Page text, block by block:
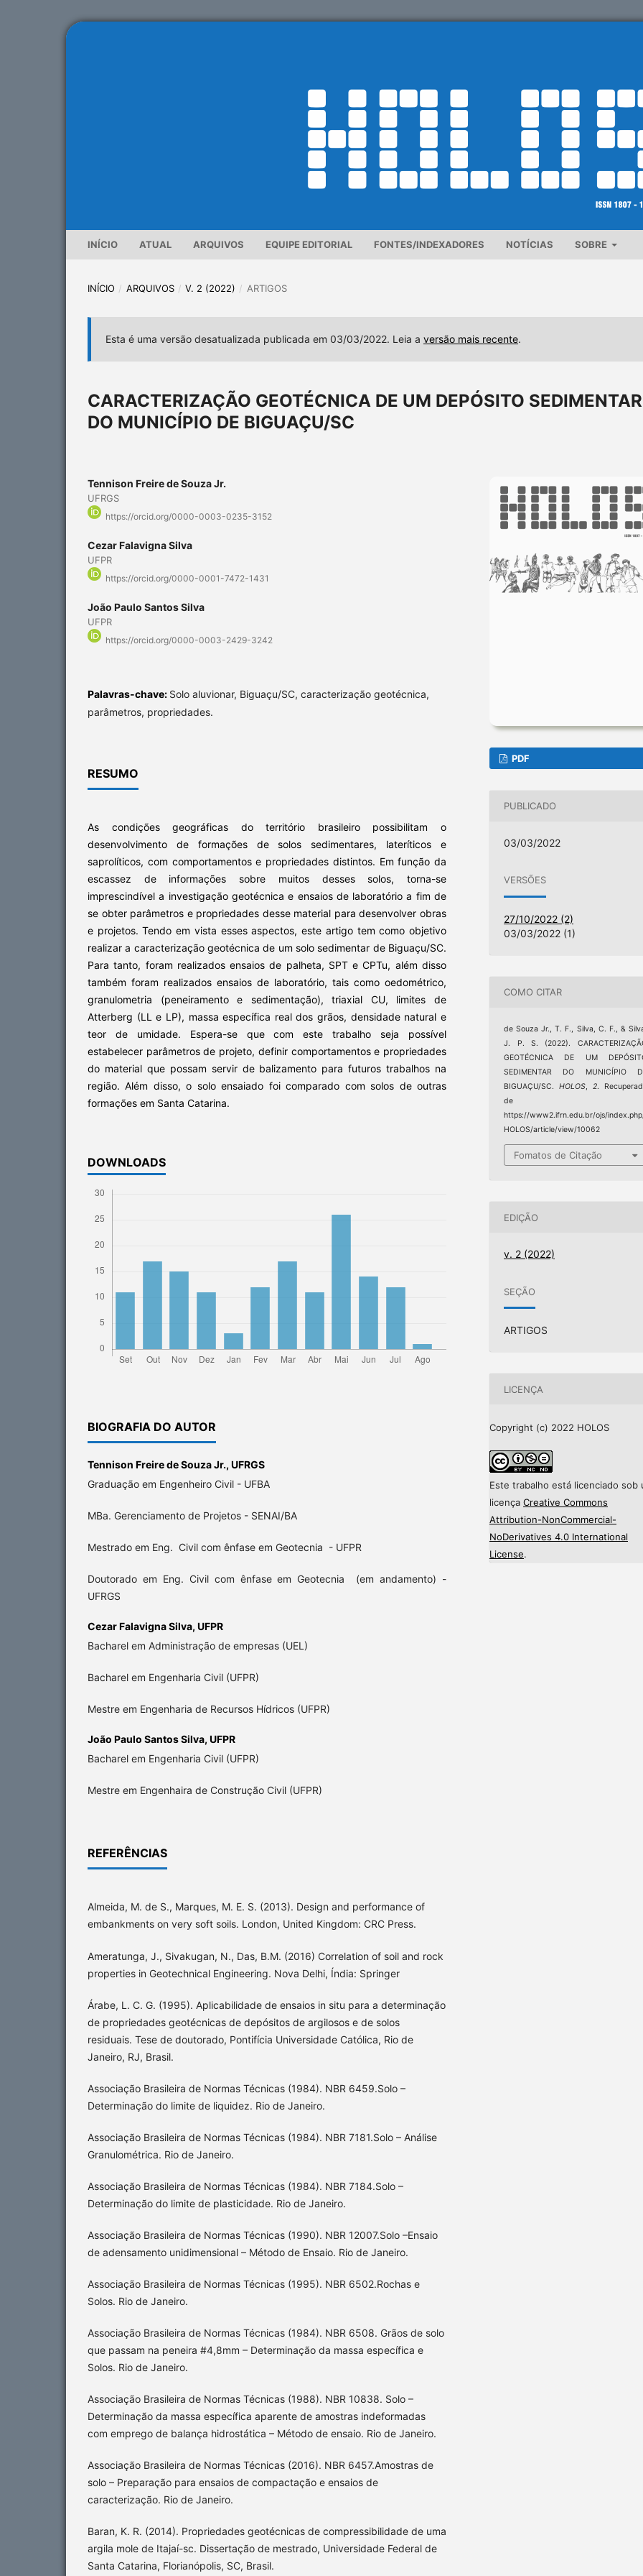
INÍCIO ATUAL ARQUIVOS EQUIPE EDITORIAL FONTES/INDEXADORES NOTÍCIAS SOBRE
INÍCIO / ARQUIVOS / V. 2 (2022) / ARTIGOS
Esta é uma versão desatualizada publicada em 03/03/2022. Leia a versão mais recente.
CARACTERIZAÇÃO GEOTÉCNICA DE UM DEPÓSITO SEDIMENTAR
DO MUNICÍPIO DE BIGUAÇU/SC
Tennison Freire de Souza Jr.
UFRGS
https://orcid.org/0000-0003-0235-3152
Cezar Falavigna Silva
UFPR
https://orcid.org/0000-0001-7472-1431
João Paulo Santos Silva
UFPR
https://orcid.org/0000-0003-2429-3242
Palavras-chave: Solo aluvionar, Biguaçu/SC, caracterização geotécnica,
parâmetros, propriedades.
RESUMO
As condições geográficas do território brasileiro possibilitam o
desenvolvimento de formações de solos sedimentares, lateríticos e
saprolíticos, com comportamentos e propriedades distintos. Em função da
escassez de informações sobre muitos desses solos, torna-se
imprescindível a investigação geotécnica e ensaios de laboratório a fim de
se obter parâmetros e propriedades desse material para desenvolver obras
e projetos. Tendo em vista esses aspectos, este artigo tem como objetivo
realizar a caracterização geotécnica de um solo sedimentar de Biguaçu/SC.
Para tanto, foram realizados ensaios de palheta, SPT e CPTu, além disso
também foram realizados ensaios de laboratório, tais como oedométrico,
granulometria (peneiramento e sedimentação), triaxial CU, limites de
Atterberg (LL e LP), massa específica real dos grãos, densidade natural e
teor de umidade. Espera-se que com este trabalho seja possível
estabelecer parâmetros de projeto, definir comportamentos e propriedades
do material que possam servir de balizamento para futuros trabalhos na
região. Além disso, o solo ensaiado foi comparado com solos de outras
formações em Santa Catarina.
DOWNLOADS
BIOGRAFIA DO AUTOR
Tennison Freire de Souza Jr., UFRGS
Graduação em Engenheiro Civil - UFBA
MBa. Gerenciamento de Projetos - SENAI/BA
Mestrado em Eng. Civil com ênfase em Geotecnia - UFPR
Doutorado em Eng. Civil com ênfase em Geotecnia (em andamento) -
UFRGS
Cezar Falavigna Silva, UFPR
Bacharel em Administração de empresas (UEL)
Bacharel em Engenharia Civil (UFPR)
Mestre em Engenharia de Recursos Hídricos (UFPR)
João Paulo Santos Silva, UFPR
Bacharel em Engenharia Civil (UFPR)
Mestre em Engenhaira de Construção Civil (UFPR)
REFERÊNCIAS
Almeida, M. de S., Marques, M. E. S. (2013). Design and performance of
embankments on very soft soils. London, United Kingdom: CRC Press.
Ameratunga, J., Sivakugan, N., Das, B.M. (2016) Correlation of soil and rock
properties in Geotechnical Engineering. Nova Delhi, Índia: Springer
Árabe, L. C. G. (1995). Aplicabilidade de ensaios in situ para a determinação
de propriedades geotécnicas de depósitos de argilosos e de solos
residuais. Tese de doutorado, Pontifícia Universidade Católica, Rio de
Janeiro, RJ, Brasil.
Associação Brasileira de Normas Técnicas (1984). NBR 6459.Solo –
Determinação do limite de liquidez. Rio de Janeiro.
Associação Brasileira de Normas Técnicas (1984). NBR 7181.Solo – Análise
Granulométrica. Rio de Janeiro.
Associação Brasileira de Normas Técnicas (1984). NBR 7184.Solo –
Determinação do limite de plasticidade. Rio de Janeiro.
Associação Brasileira de Normas Técnicas (1990). NBR 12007.Solo –Ensaio
de adensamento unidimensional – Método de Ensaio. Rio de Janeiro.
Associação Brasileira de Normas Técnicas (1995). NBR 6502.Rochas e
Solos. Rio de Janeiro.
Associação Brasileira de Normas Técnicas (1984). NBR 6508. Grãos de solo
que passam na peneira #4,8mm – Determinação da massa específica e
Solos. Rio de Janeiro.
Associação Brasileira de Normas Técnicas (1988). NBR 10838. Solo –
Determinação da massa específica aparente de amostras indeformadas
com emprego de balança hidrostática – Método de ensaio. Rio de Janeiro.
Associação Brasileira de Normas Técnicas (2016). NBR 6457.Amostras de
solo – Preparação para ensaios de compactação e ensaios de
caracterização. Rio de Janeiro.
Baran, K. R. (2014). Propriedades geotécnicas de compressibilidade de uma
argila mole de Itajaí-sc. Dissertação de mestrado, Universidade Federal de
Santa Catarina, Florianópolis, SC, Brasil.
PDF
PUBLICADO
03/03/2022
VERSÕES
27/10/2022 (2)
03/03/2022 (1)
COMO CITAR
de Souza Jr., T. F., Silva, C. F., &
J. P. S. (2022).
GEOTÉCNICA DE UM
SEDIMENTAR DO MUNICÍPIO
BIGUAÇU/SC.HOLOS,2.
de
https://www2.ifrn.edu.br/ojs/
HOLOS/article/view/10062
Fomatos de Citação
EDIÇÃO
v. 2 (2022)
SEÇÃO
ARTIGOS
LICENÇA
Copyright (c) 2022 HOLOS
Este trabalho está licenciado sob
licença Creative Commons
Attribution-NonCommercial-
NoDerivatives 4.0 International
License.